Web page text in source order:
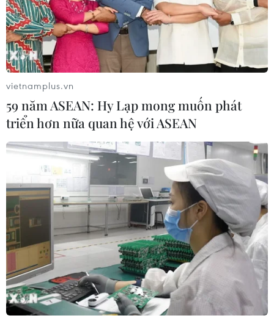
vietnamplus.vn
59 năm ASEAN: Hy Lạp mong muốn phát
triển hơn nữa quan hệ với ASEAN